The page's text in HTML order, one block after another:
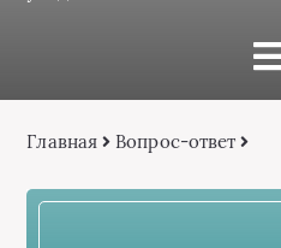
Главная Вопрос-ответ